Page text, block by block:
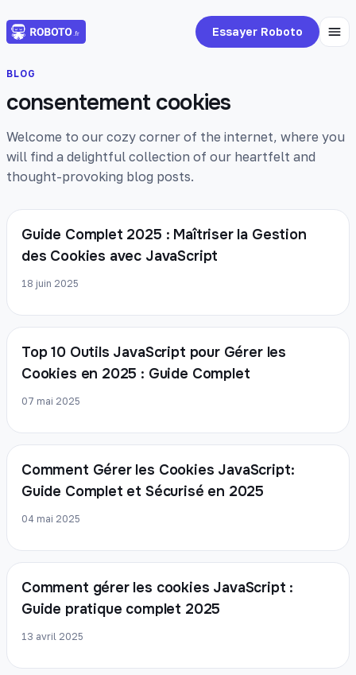
Essayer Roboto
BLOG
consentement cookies
Welcome to our cozy corner of the internet, where you
will find a delightful collection of our heartfelt and
thought-provoking blog posts.
Guide Complet 2025 : Maîtriser la Gestion
des Cookies avec JavaScript
18 juin 2025
Top 10 Outils JavaScript pour Gérer les
Cookies en 2025 : Guide Complet
07 mai 2025
Comment Gérer les Cookies JavaScript:
Guide Complet et Sécurisé en 2025
04 mai 2025
Comment gérer les cookies JavaScript :
Guide pratique complet 2025
13 avril 2025